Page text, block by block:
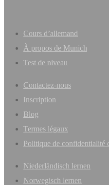
Cours d’allemand
À propos de Munich
Test de niveau
Contactez-nous
Inscription
Blog
Termes légaux
Politique de confidentialité
Niederländisch lernen
Norwegisch lernen